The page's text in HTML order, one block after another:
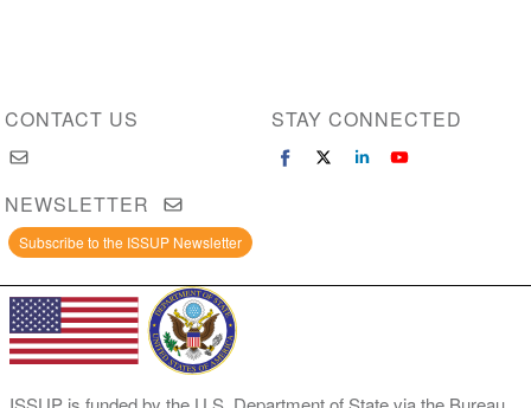
CONTACT US STAY CONNECTED
NEWSLETTER
Subscribe to the ISSUP Newsletter